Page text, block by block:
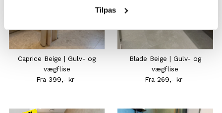
Tilpas
Caprice Beige | Gulv- og
vægflise
Normal
Fra 399,- kr
Blade Beige | Gulv- og
vægflise
Normal
Fra 269,- kr